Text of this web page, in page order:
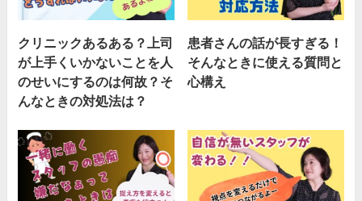
クリニックあるある？上司
が上手くいかないことを人
のせいにするのは何故？そ
んなときの対処法は？
患者さんの話が長すぎる！
そんなときに使える質問と
心構え